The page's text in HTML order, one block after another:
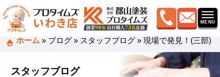
ホーム » ブログ » スタッフブログ »現場で発見！(三部)
スタッフブログ